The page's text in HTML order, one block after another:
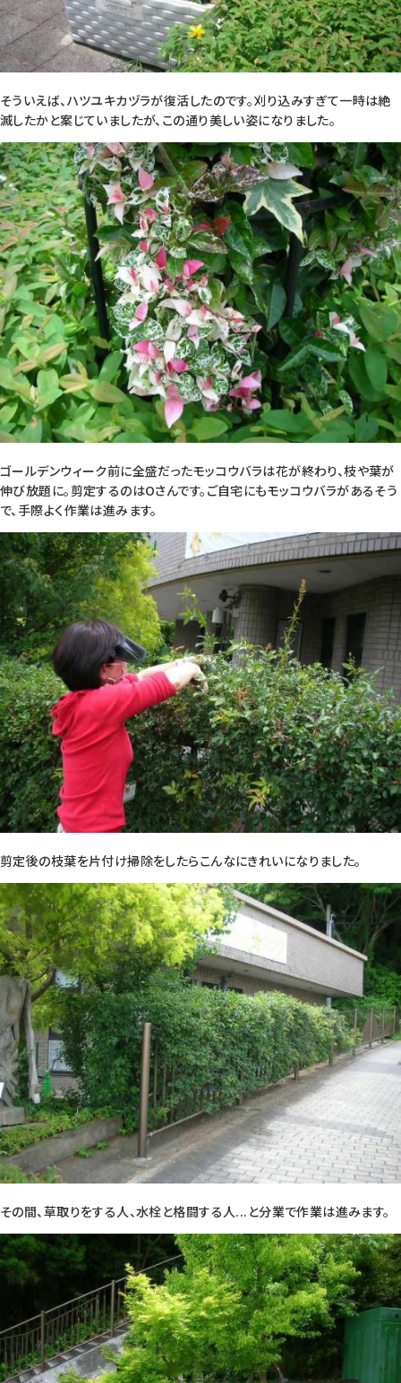
そういえば、ハツユキカヅラが復活したのです。刈り込みすぎて一時は絶
滅したかと案じていましたが、この通り美しい姿になりました。
ゴールデンウィーク前に全盛だったモッコウバラは花が終わり、枝や葉が
伸び放題に。剪定するのはOさんです。ご自宅にもモッコウバラがあるそう
で、手際よく作業は進みます。
剪定後の枝葉を片付け掃除をしたらこんなにきれいになりました。
その間、草取りをする人、水栓と格闘する人...と分業で作業は進みます。